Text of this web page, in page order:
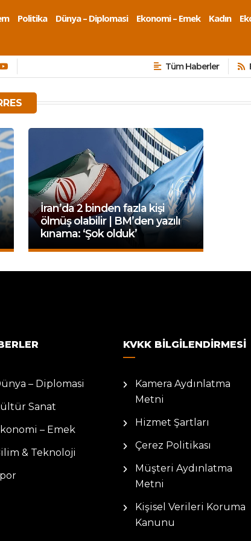
Politika Dünya – Diplomasi Ekonomi – Emek Kadın
Tüm Haberler
İran’da 2 binden fazla kişi
ölmüş olabilir | BM’den yazılı
kınama: ‘Şok olduk’
– Diplomasi
Sanat
– Emek
& Teknoloji
KVKK BILGILENDIRMESI
Kamera Aydınlatma
Metni
Hizmet Şartları
Çerez Politikası
Müşteri Aydınlatma
Metni
Kişisel Verileri Koruma
Kanunu